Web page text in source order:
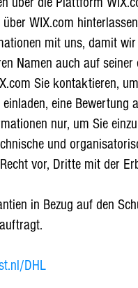
WIX.com
mit uns, damit
Namen auch auf seiner
Sie kontaktieren,
eine Bewertung
nur, um Sie
und
vor, Dritte mit der
in Bezug auf den
DHL